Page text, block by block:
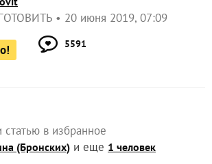
20 июня 2019, 07:09
5591
статью в избранное
(Бронских) и еще 1 человек